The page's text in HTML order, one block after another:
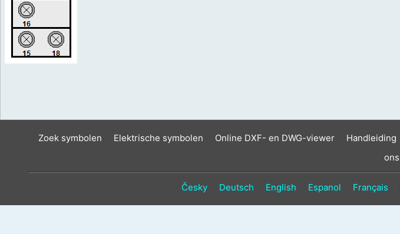
Zoek symbolen Elektrische symbolen Online DXF- en DWG-viewer Handleiding
ons
Česky Deutsch English Espanol Français